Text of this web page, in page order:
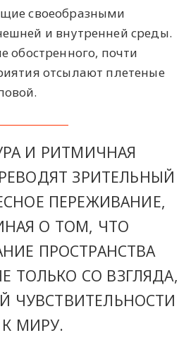
своеобразными
и внутренней среды.
обостренного, почти
отсылают плетеные
И РИТМИЧНАЯ
ЗРИТЕЛЬНЫЙ
ПЕРЕЖИВАНИЕ,
О ТОМ, ЧТО
ПРОСТРАНСТВА
ТОЛЬКО СО ВЗГЛЯДА,
ЧУВСТВИТЕЛЬНОСТИ
К МИРУ.